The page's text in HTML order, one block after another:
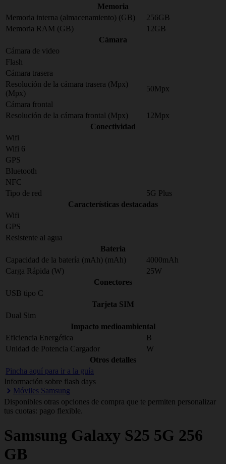
Memoria
Memoria interna (almacenamiento) (GB)
256GB
Memoria RAM (GB)
12GB
Cámara
Cámara de video
Flash
Cámara trasera
Resolución de la cámara trasera (Mpx)
(Mpx)
50Mpx
Cámara frontal
Resolución de la cámara frontal (Mpx)
12Mpx
Conectividad
Wifi
Wifi 6
GPS
Bluetooth
NFC
Tipo de red
5G Plus
Características destacadas
Wifi
GPS
Resistente al agua
Bateria
Capacidad de la batería (mAh) (mAh)
4000mAh
Carga Rápida (W)
25W
Conectores
USB tipo C
Tarjeta SIM
Dual Sim
Impacto medioambiental
Eficiencia Energética
B
Unidad de Potencia Cargador
W
Otros detalles
Pincha aquí para ir a la guía
Información sobre flash days
Móviles Samsung
Disponibles otras opciones de compra que te permiten personalizar
tus cuotas: pago flexible.
Samsung Galaxy S25 5G 256
GB